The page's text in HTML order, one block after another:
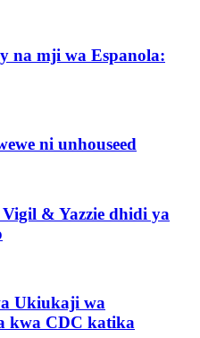
na mji wa Espanola:
ni unhouseed
& Yazzie dhidi ya
Ukiukaji wa
kwa CDC katika